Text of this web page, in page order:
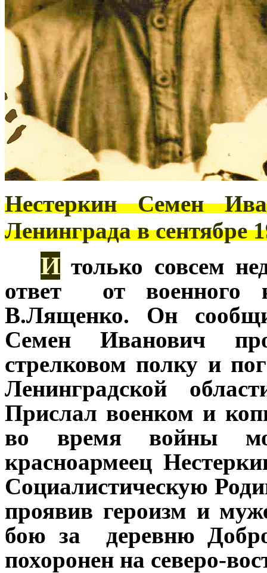
Нестеркин Семен
Ленинграда в сентябре
И только совсем
ответ от военного
В.Лященко. Он
Семен Иванович
стрелковом полку и
Ленинградской
Прислал военком и
во время войны
красноармеец
Социалистическую
проявив героизм и
бою за деревню
похоронен на северо-